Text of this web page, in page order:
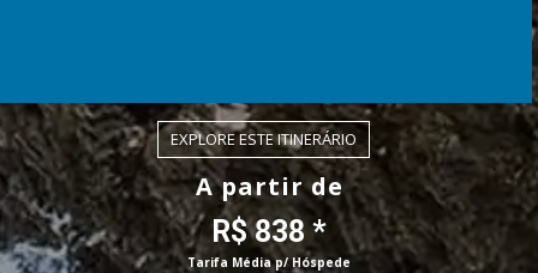
EXPLORE ESTE ITINERÁRIO
A partir de
R$ 838 *
Tarifa Média p/ Hóspede